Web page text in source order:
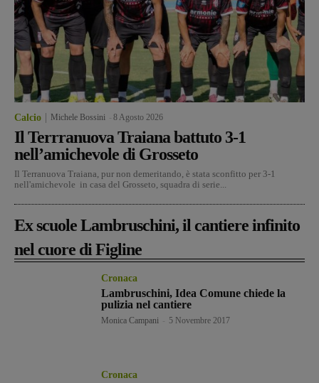
Calcio Michele Bossini 8 Agosto 2026
Il Terrranuova Traiana battuto 3-1
nell’amichevole di Grosseto
Il Terranuova Traiana, pur non demeritando, è stata sconfitto per 3-1
nell'amichevole in casa del Grosseto, squadra di serie...
Ex scuole Lambruschini, il cantiere infinito
nel cuore di Figline
Cronaca
Lambruschini, Idea Comune chiede la
pulizia nel cantiere
Monica Campani 5 Novembre 2017
Cronaca